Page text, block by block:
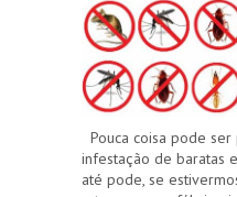
Pouca coisa pode
infestação de baratas
até pode, se